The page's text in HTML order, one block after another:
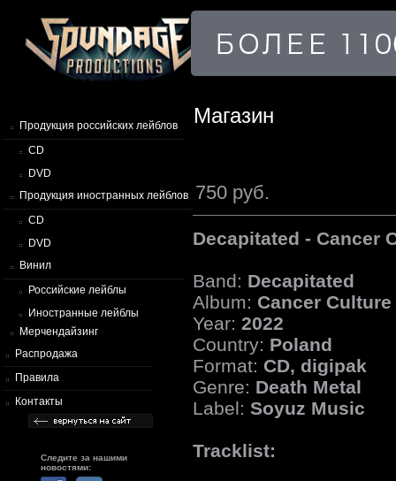
Продукция российских лейблов
CD
DVD
Продукция иностранных лейблов
CD
DVD
Винил
Российские лейблы
Иностранные лейблы
Мерчендайзинг
Распродажа
Правила
Контакты
Следите за нашими
новостями:
Магазин
750 руб.
Decapitated - Cancer
Band: Decapitated
Album: Cancer Culture
Year: 2022
Country: Poland
Format: CD, digipak
Genre: Death Metal
Label: Soyuz Music
Tracklist: